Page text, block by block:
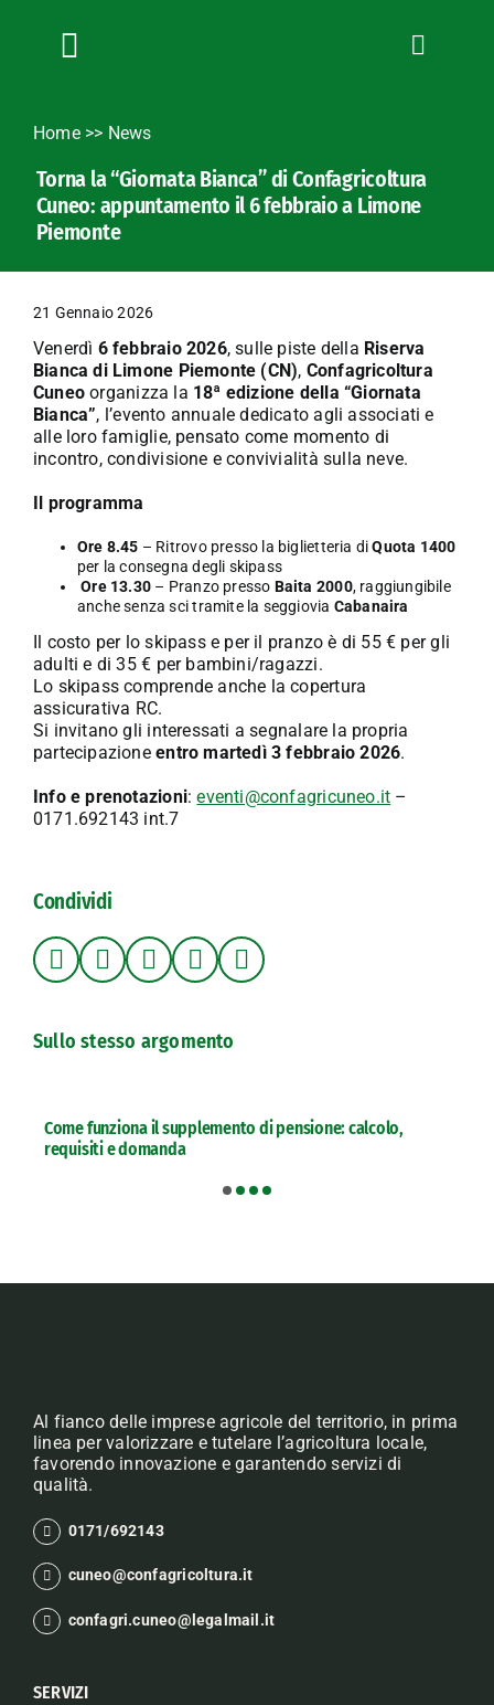
Toggle
News
Bandi
Convenzioni
L’Agricoltore cuneese
Fotogallery
Lavora con noi
Contatti
Home>> News
Torna la “Giornata Bianca” di Confagricoltura
Cuneo: appuntamento il 6 febbraio a Limone
Piemonte
21 Gennaio 2026
Venerdì 6 febbraio 2026, sulle piste della Riserva
Bianca di Limone Piemonte (CN), Confagricoltura
Cuneo organizza la 18ª edizione della “Giornata
Bianca”, l’evento annuale dedicato agli associati e
alle loro famiglie, pensato come momento di
incontro, condivisione e convivialità sulla neve.
Il programma
Ore 8.45 – Ritrovo presso la biglietteria diQuota 1400
per la consegna degli skipass
Ore 13.30 – Pranzo presso Baita 2000, raggiungibile
anche senza sci tramite la seggiovia Cabanaira
Il costo per lo skipass e per il pranzo è di 55 € per gli
adulti e di 35 € per bambini/ragazzi.
Lo skipass comprende anche la copertura
assicurativa RC.
Si invitano gli interessati a segnalare la propria
partecipazioneentro martedì 3 febbraio 2026.
Info e prenotazioni:eventi@confagricuneo.it –
0171.692143 int.7
Condividi
Sullo stesso argomento
Come funziona il supplemento di pensione: calcolo,
requisiti e domanda
Al fianco delle imprese agricole del territorio, in prima
linea per valorizzare e tutelare l’agricoltura locale,
favorendo innovazione e garantendo servizi di
qualità.
0171/692143
cuneo@confagricoltura.it
confagri.cuneo@legalmail.it
SERVIZI